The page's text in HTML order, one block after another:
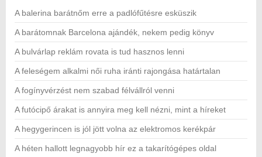
A balerina barátnőm erre a padlófűtésre esküszik
A barátomnak Barcelona ajándék, nekem pedig könyv
A bulvárlap reklám rovata is tud hasznos lenni
A feleségem alkalmi női ruha iránti rajongása határtalan
A fogínyvérzést nem szabad félvállról venni
A futócipő árakat is annyira meg kell nézni, mint a híreket
A hegygerincen is jól jött volna az elektromos kerékpár
A héten hallott legnagyobb hír ez a takarítógépes oldal